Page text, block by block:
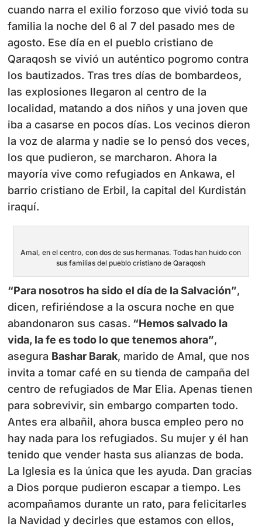
cuando narra el exilio forzoso que vivió toda su
familia la noche del 6 al 7 del pasado mes de
agosto. Ese día en el pueblo cristiano de
Qaraqosh se vivió un auténtico pogromo contra
los bautizados. Tras tres días de bombardeos,
las explosiones llegaron al centro de la
localidad, matando a dos niños y una joven que
iba a casarse en pocos días. Los vecinos dieron
la voz de alarma y nadie se lo pensó dos veces,
los que pudieron, se marcharon. Ahora la
mayoría vive como refugiados en Ankawa, el
barrio cristiano de Erbil, la capital del Kurdistán
iraquí.
Amal, en el centro, con dos de sus hermanas. Todas han huido con
sus familias del pueblo cristiano de Qaraqosh
“Para nosotros ha sido el día de la Salvación”,
dicen, refiriéndose a la oscura noche en que
abandonaron sus casas. “Hemos salvado la
vida, la fe es todo lo que tenemos ahora”,
asegura Bashar Barak, marido de Amal, que nos
invita a tomar café en su tienda de campaña del
centro de refugiados de Mar Elia. Apenas tienen
para sobrevivir, sin embargo comparten todo.
Antes era albañil, ahora busca empleo pero no
hay nada para los refugiados. Su mujer y él han
tenido que vender hasta sus alianzas de boda.
La Iglesia es la única que les ayuda. Dan gracias
a Dios porque pudieron escapar a tiempo. Les
acompañamos durante un rato, para felicitarles
la Navidad y decirles que estamos con ellos,